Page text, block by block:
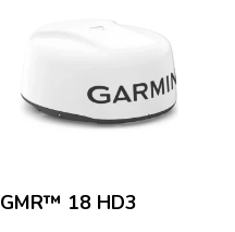
GMR™ 18 HD3